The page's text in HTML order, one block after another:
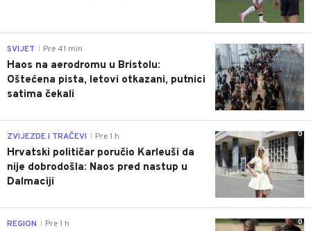
0
SVIJET Pre 41 min
Haos na aerodromu u Bristolu:
Oštećena pista, letovi otkazani, putnici
satima čekali
0
ZVIJEZDE I TRAČEVI Pre 1 h
Hrvatski političar poručio Karleuši da
nije dobrodošla: Naos pred nastup u
Dalmaciji
0
REGION Pre 1 h